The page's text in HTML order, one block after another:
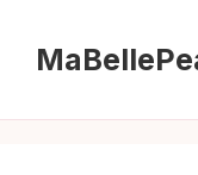
contenu